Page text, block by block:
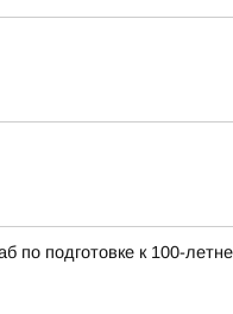
по подготовке к 100-